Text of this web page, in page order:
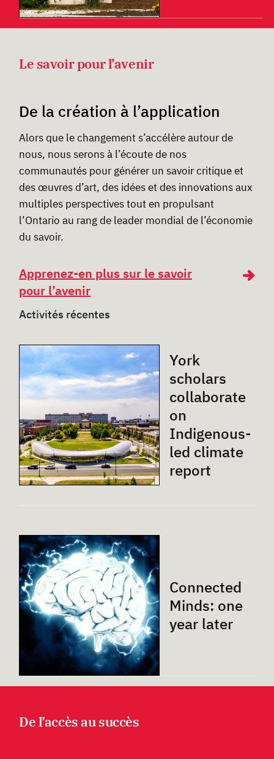
Le savoir pour l’avenir
De la création à l’application
Alors que le changement s’accélère autour de
nous, nous serons à l’écoute de nos
communautés pour générer un savoir critique et
des œuvres d’art, des idées et des innovations aux
multiples perspectives tout en propulsant
l’Ontario au rang de leader mondial de l’économie
du savoir.
Apprenez-en plus sur le savoir
pour l’avenir
Activités récentes
York
scholars
collaborate
on
Indigenous-
led climate
report
Connected
Minds: one
year later
De l’accès au succès